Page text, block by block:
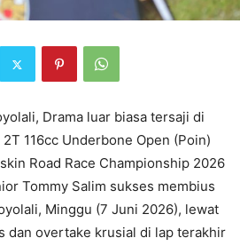
Drama luar biasa tersaji di
116cc Underbone Open (Poin)
Road Race Championship 2026
Tommy Salim sukses membius
Minggu (7 Juni 2026), lewat
dan overtake krusial di lap terakhir